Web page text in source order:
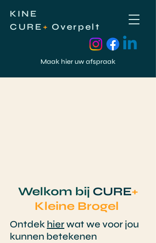
KINE
CURE + Overpelt
Maak hier uw afspraak
Welkom bij CURE+
Kleine Brogel
Ontdek hierwat we voor jou
kunnen betekenen